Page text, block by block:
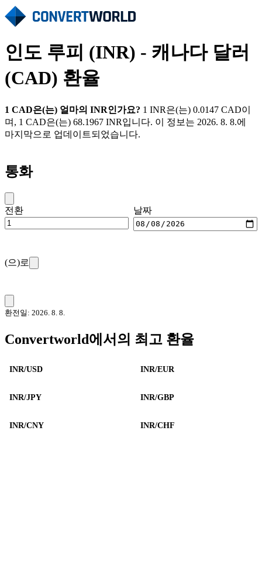
인도 루피 (INR) - 캐나다 달러
(CAD) 환율
1 CAD은(는) 얼마의 INR인가요? 1 INR은(는) 0.0147 CAD이
며, 1 CAD은(는) 68.1967 INR입니다. 이 정보는 2026. 8. 8.에
마지막으로 업데이트되었습니다.
통화
전환 날짜
(으)로
환전일: 2026. 8. 8.
Convertworld에서의 최고 환율
INR/USD INR/EUR
INR/JPY INR/GBP
INR/CNY INR/CHF